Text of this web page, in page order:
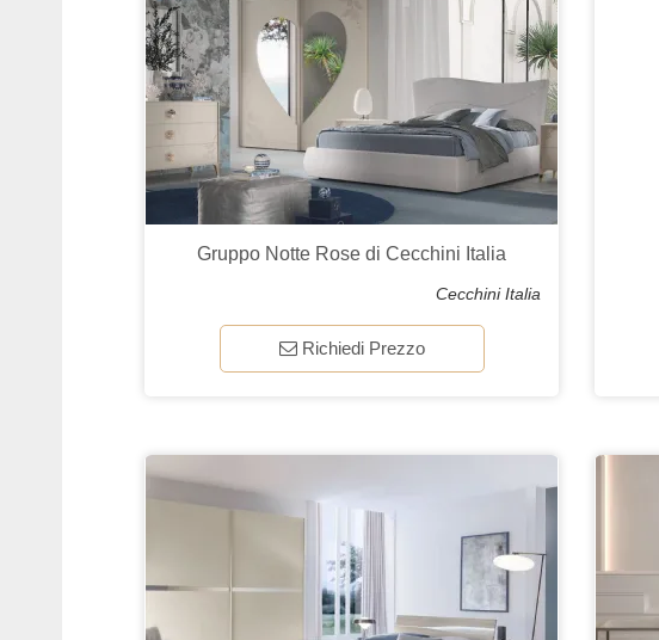
Gruppo Notte Rose di Cecchini Italia
Cecchini Italia
Richiedi Prezzo